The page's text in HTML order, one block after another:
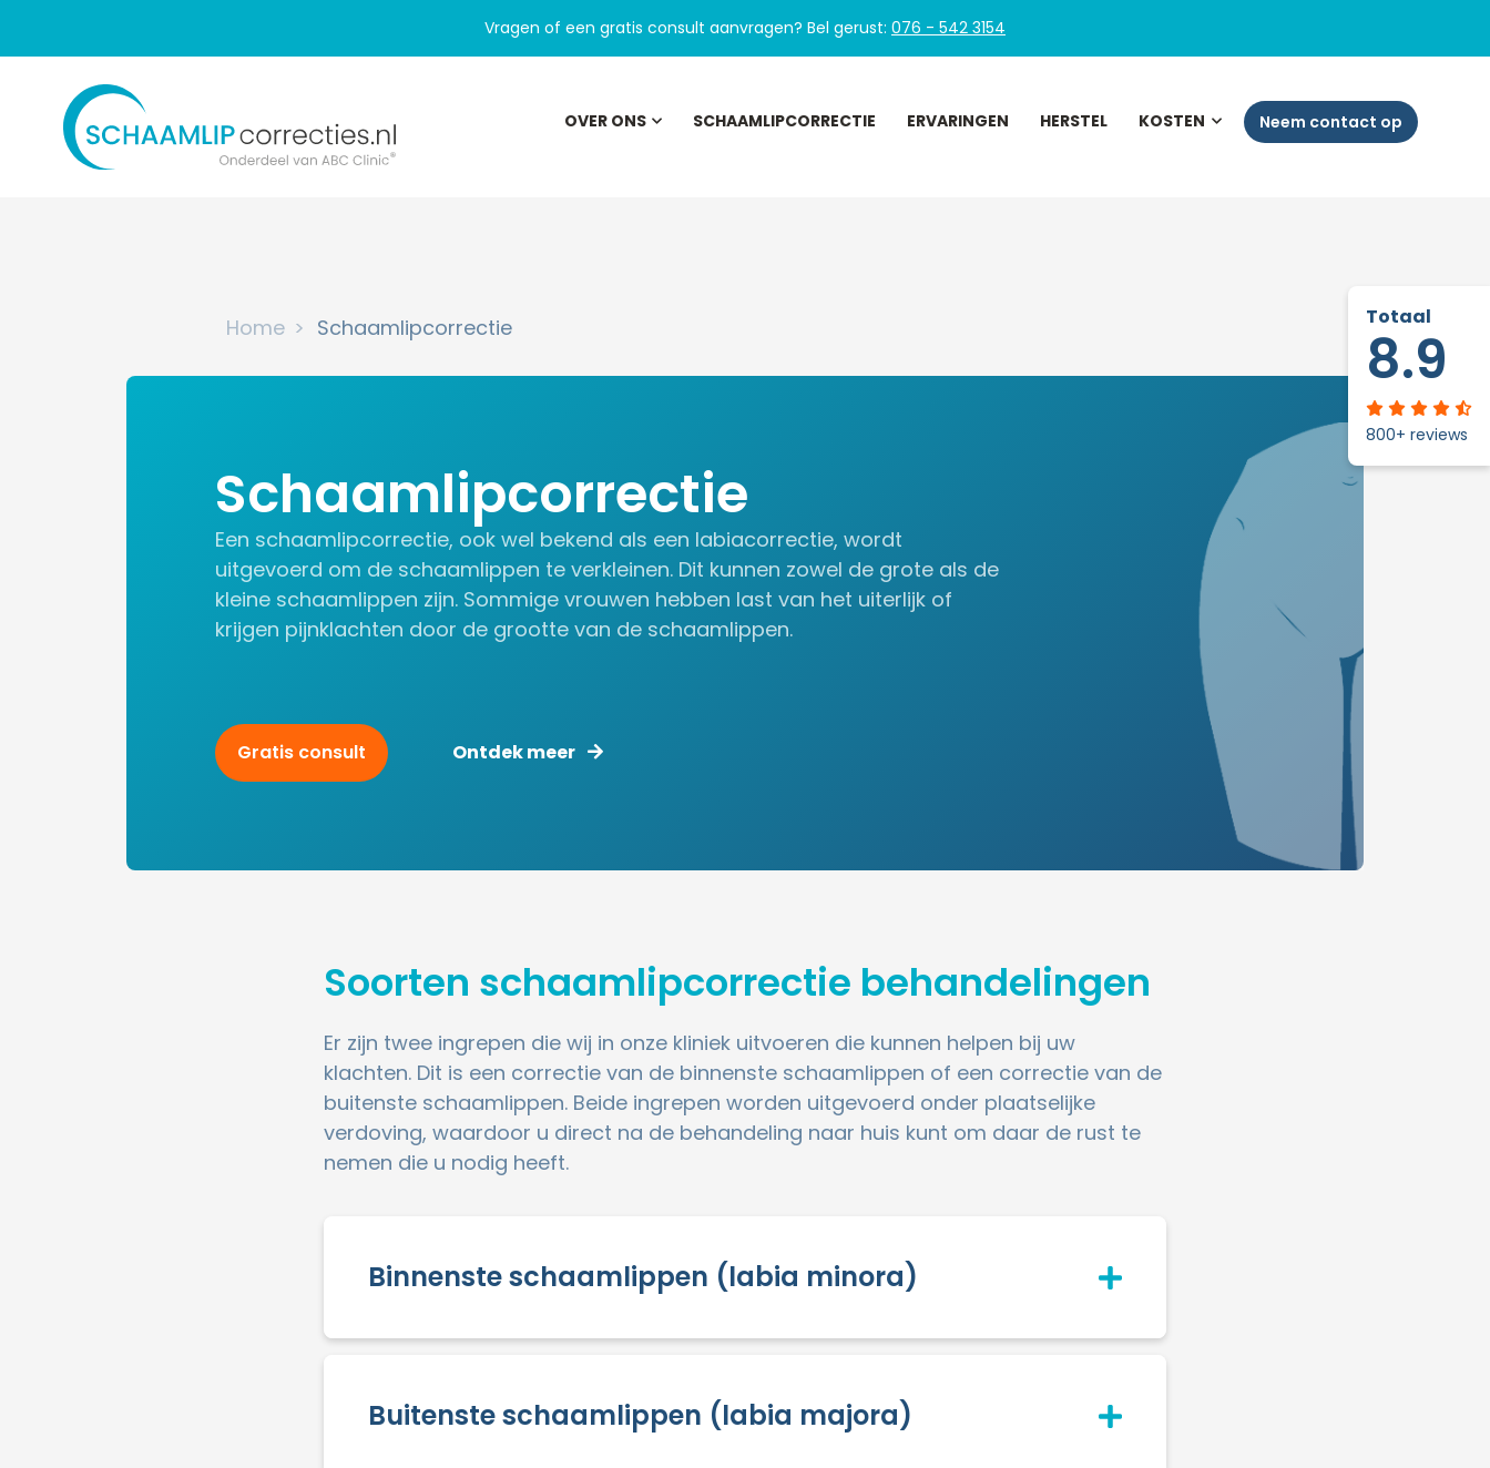
Totaal
8.9
800+ reviews
Vragen of een gratis consult aanvragen? Bel gerust: 076 - 542 3154
OVER ONS SCHAAMLIPCORRECTIE ERVARINGEN HERSTEL KOSTEN Neem contact op
Home Schaamlipcorrectie
Schaamlipcorrectie
Een schaamlipcorrectie, ook wel bekend als een labiacorrectie, wordt
uitgevoerd om de schaamlippen te verkleinen. Dit kunnen zowel de grote als de
kleine schaamlippen zijn. Sommige vrouwen hebben last van het uiterlijk of
krijgen pijnklachten door de grootte van de schaamlippen.
Gratis consult Ontdek meer
Soorten schaamlipcorrectie behandelingen
Er zijn twee ingrepen die wij in onze kliniek uitvoeren die kunnen helpen bij uw
klachten. Dit is een correctie van de binnenste schaamlippen of een correctie van de
buitenste schaamlippen. Beide ingrepen worden uitgevoerd onder plaatselijke
verdoving, waardoor u direct na de behandeling naar huis kunt om daar de rust te
nemen die u nodig heeft.
Binnenste schaamlippen (labia minora)
Buitenste schaamlippen (labia majora)